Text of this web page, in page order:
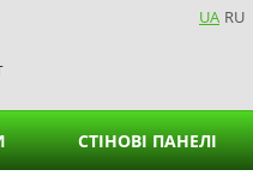
UA RU
СТІНОВІ ПАНЕЛІ